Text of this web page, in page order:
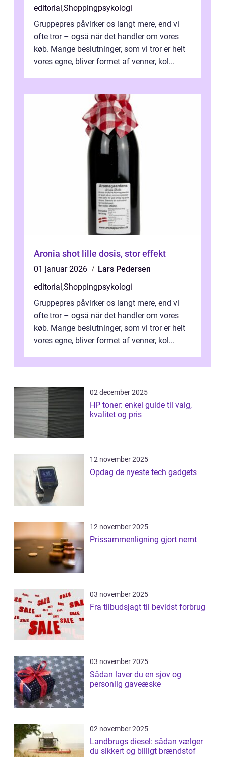
editorial,Shoppingpsykologi
Gruppepres påvirker os langt mere, end vi
ofte tror – også når det handler om vores
køb. Mange beslutninger, som vi tror er helt
vores egne, bliver formet af venner, kol...
Aronia shot lille dosis, stor effekt
01 januar 2026
Lars Pedersen
editorial,Shoppingpsykologi
Gruppepres påvirker os langt mere, end vi
ofte tror – også når det handler om vores
køb. Mange beslutninger, som vi tror er helt
vores egne, bliver formet af venner, kol...
02 december 2025
HP toner: enkel guide til valg,
kvalitet og pris
12 november 2025
Opdag de nyeste tech gadgets
12 november 2025
Prissammenligning gjort nemt
03 november 2025
Fra tilbudsjagt til bevidst forbrug
03 november 2025
Sådan laver du en sjov og
personlig gaveæske
02 november 2025
Landbrugs diesel: sådan vælger
du sikkert og billigt brændstof